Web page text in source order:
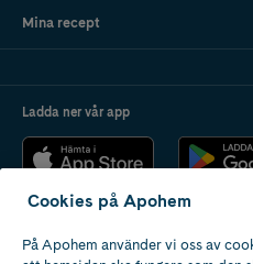
Mina recept
Ladda ner vår app
Apotek med tillstånd
Cookies på Apohem
På Apohem använder vi oss av